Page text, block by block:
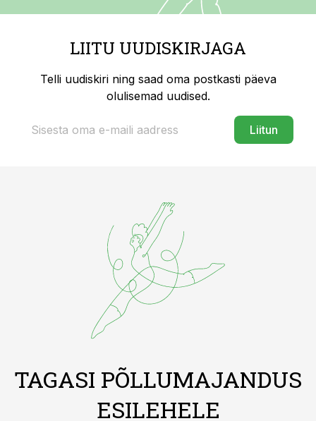
LIITU UUDISKIRJAGA
Telli uudiskiri ning saad oma postkasti päeva
olulisemad uudised.
Liitun
TAGASI PÕLLUMAJANDUS
ESILEHELE